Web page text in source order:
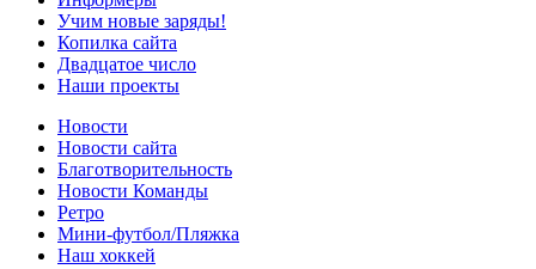
Учим новые заряды!
Копилка сайта
Двадцатое число
Наши проекты
Новости
Новости сайта
Благотворительность
Новости Команды
Ретро
Мини-футбол/Пляжка
Наш хоккей